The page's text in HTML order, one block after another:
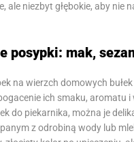
ale niezbyt głębokie, aby nie
posypki: mak,
na wierzch domowych
ich smaku, aromatu i
do piekarnika, można je
z odrobiną wody lub